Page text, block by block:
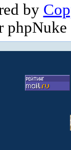
by